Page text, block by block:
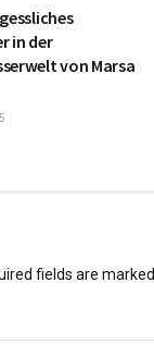
in der
von Marsa
fields are marked